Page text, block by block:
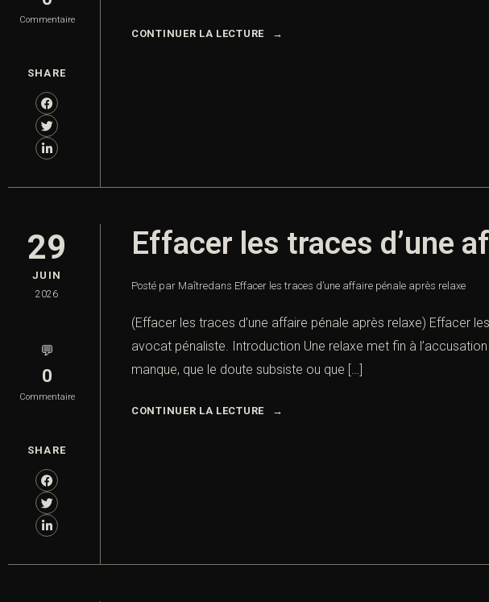
Commentaire
SHARE
CONTINUER LA LECTURE
29
JUIN
2026
💬
0
Commentaire
SHARE
Effacer les traces d’une
Posté par Maîtredans Effacer les traces d’une affaire pénale après relaxe
(Effacer les traces d’une affaire pénale après relaxe) Effacer
avocat pénaliste. Introduction Une relaxe met fin à
manque, que le doute subsiste ou que […]
CONTINUER LA LECTURE